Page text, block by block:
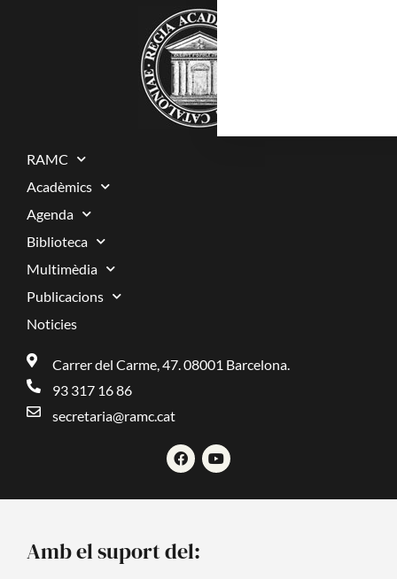
RAMC
Acadèmics
Agenda
Biblioteca
Multimèdia
Publicacions
Noticies
Carrer del Carme, 47. 08001 Barcelona.
93 317 16 86
secretaria@ramc.cat
F
a
c
k
Y
o
u
Amb el suport del: